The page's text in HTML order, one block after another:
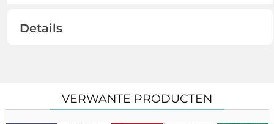
Details
VERWANTE PRODUCTEN